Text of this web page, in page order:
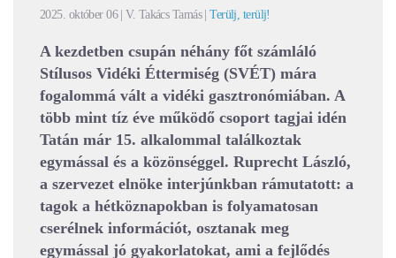
2025. október 06| V. Takács Tamás |Terülj, terülj!
A kezdetben csupán néhány főt számláló
Stílusos Vidéki Éttermiség (SVÉT) mára
fogalommá vált a vidéki gasztronómiában. A
több mint tíz éve működő csoport tagjai idén
Tatán már 15. alkalommal találkoztak
egymással és a közönséggel. Ruprecht László,
a szervezet elnöke interjúnkban rámutatott: a
tagok a hétköznapokban is folyamatosan
cserélnek információt, osztanak meg
egymással jó gyakorlatokat, ami a fejlődés